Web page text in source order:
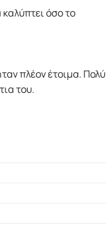
όσο το
πλέον έτοιµα. Πολύ
του.